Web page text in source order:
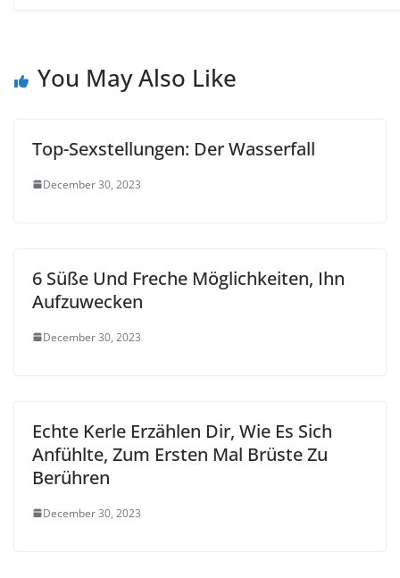
You May Also Like
Top-Sexstellungen: Der Wasserfall
December 30, 2023
6 Süße Und Freche Möglichkeiten, Ihn
Aufzuwecken
December 30, 2023
Echte Kerle Erzählen Dir, Wie Es Sich
Anfühlte, Zum Ersten Mal Brüste Zu
Berühren
December 30, 2023